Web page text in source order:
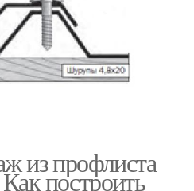
из профлиста
построить